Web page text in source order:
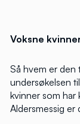
Voksne
Så hvem er den
undersøkelsen
kvinner som har
Aldersmessig